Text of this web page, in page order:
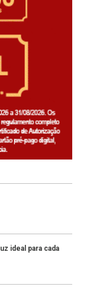
ideal para cada